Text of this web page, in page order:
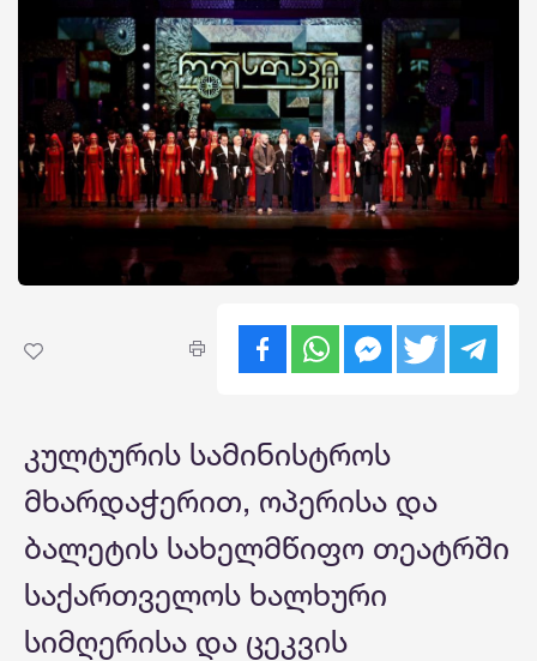
კულტურის სამინისტროს
მხარდაჭერით, ოპერისა და
ბალეტის სახელმწიფო თეატრში
საქართველოს ხალხური
სიმღერისა და ცეკვის